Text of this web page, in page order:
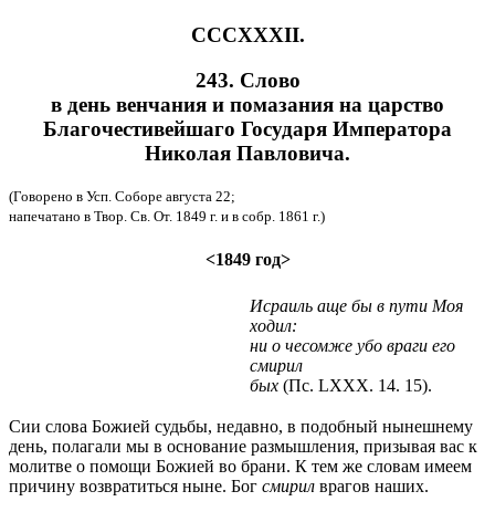
CCCXXXII.
243. Слово
в день венчания и помазания на царство
Благочестивейшаго Государя Императора
Николая Павловича.
(Говорено в Усп. Соборе августа 22;
напечатано в Твор. Св. От. 1849 г. и в собр. 1861 г.)
<1849 год>
Исраиль аще бы в пути Моя
ходил:
ни о чесомже убо враги его
смирил
бых (Пс. LXXX. 14. 15).
Сии слова Божией судьбы, недавно, в подобный нынешнему
день, полагали мы в основание размышления, призывая вас к
молитве о помощи Божией во брани. К тем же словам имеем
причину возвратиться ныне. Бог смирил врагов наших.